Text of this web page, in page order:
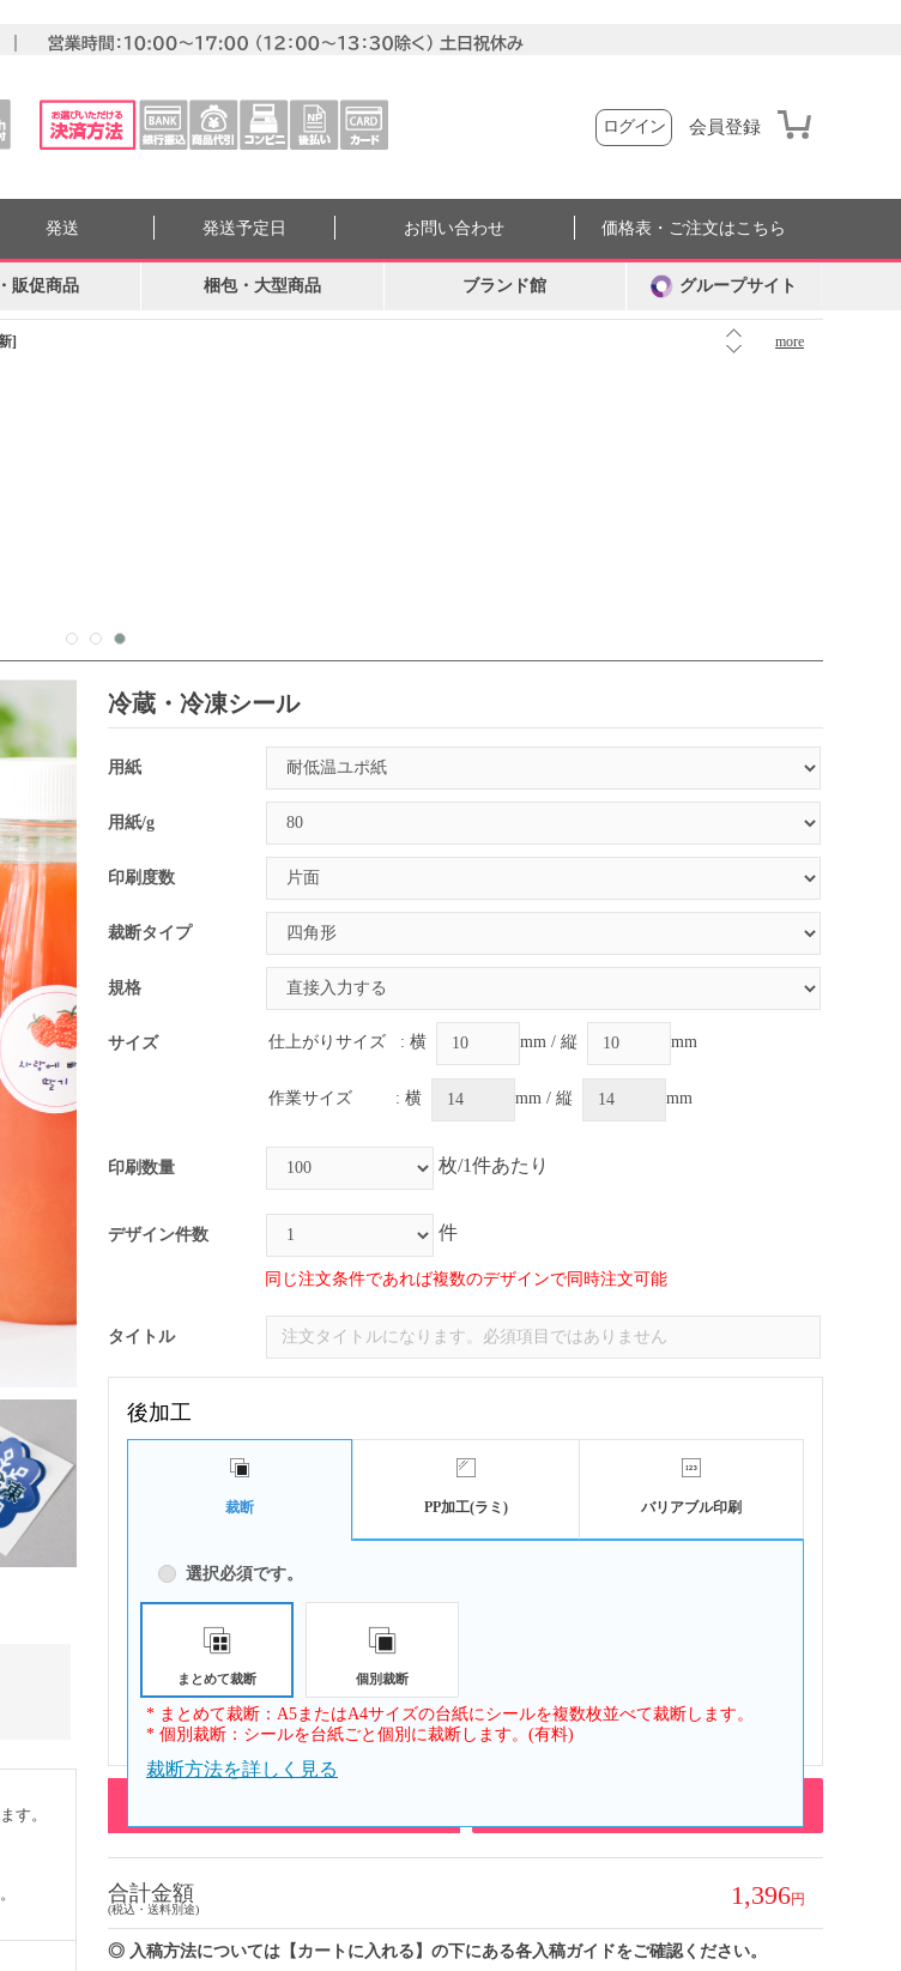
ログイン 会員登録
] more
発送 発送予定日 お問い合わせ 価格表・ご注文はこちら
販促商品 梱包・大型商品 ブランド館 グループサイト
す。
冷蔵・冷凍シール
用紙
用紙/g
印刷度数
裁断タイプ
規格
サイズ 仕上がりサイズ : 横 mm / 縦 mm
作業サイズ : 横 mm / 縦 mm
印刷数量 枚/1件あたり
デザイン件数 件
同じ注文条件であれば複数のデザインで同時注文可能
タイトル
後加工
裁断 PP加工(ラミ) バリアブル印刷
選択必須です。
まとめて裁断 個別裁断
* まとめて裁断：A5またはA4サイズの台紙にシールを複数枚並べて裁断します。
* 個別裁断：シールを台紙ごと個別に裁断します。(有料)
裁断方法を詳しく見る
まとめて裁断 四角形
合計金額
(税込・送料別途) 1,396
◎ 入稿方法については【カートに入れる】の下にある各入稿ガイドをご確認ください。